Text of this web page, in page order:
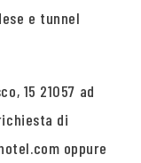
e tunnel
15 21057 ad
di
oppure